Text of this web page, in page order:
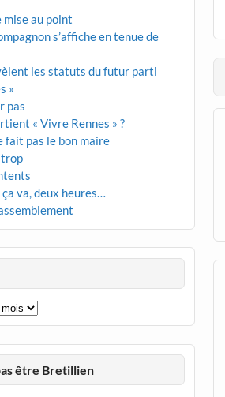
au point
s’affiche en tenue de
les statuts du futur parti
»
pas
« Vivre Rennes » ?
fait pas le bon maire
trop
va, deux heures…
être Bretillien